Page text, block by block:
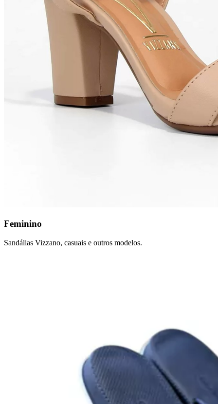
Feminino
Sandálias Vizzano, casuais e outros modelos.